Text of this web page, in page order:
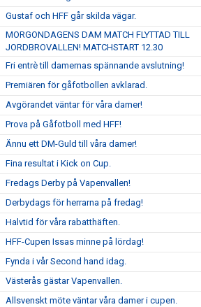
Gustaf och HFF går skilda vägar.
MORGONDAGENS DAM MATCH FLYTTAD TILL
JORDBROVALLEN! MATCHSTART 12.30
Fri entrè till damernas spännande avslutning!
Premiären för gåfotbollen avklarad.
Avgörandet väntar för våra damer!
Prova på Gåfotboll med HFF!
Ännu ett DM-Guld till våra damer!
Fina resultat i Kick on Cup.
Fredags Derby på Vapenvallen!
Derbydags för herrarna på fredag!
Halvtid för våra rabatthäften.
HFF-Cupen Issas minne på lördag!
Fynda i vår Second hand idag.
Västerås gästar Vapenvallen.
Allsvenskt möte väntar våra damer i cupen.